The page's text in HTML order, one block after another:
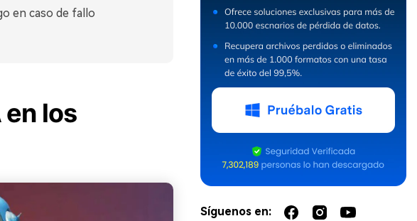
en caso de fallo
en los
Síguenos en: